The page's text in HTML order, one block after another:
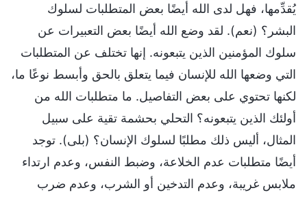
يُقدِّمها، فهل لدى الله أيضًا بعض المتطلبات لسلوك
البشر؟ (نعم). لقد وضع الله أيضًا بعض التعبيرات عن
سلوك المؤمنين الذين يتبعونه. إنها تختلف عن المتطلبات
التي وضعها الله للإنسان فيما يتعلق بالحق وأبسط نوعًا ما،
لكنها تحتوي على بعض التفاصيل. ما متطلبات الله من
أولئك الذين يتبعونه؟ التحلي بحشمة تقية على سبيل
المثال، أليس ذلك مطلبًا لسلوك الإنسان؟ (بلى). توجد
أيضًا متطلبات عدم الخلاعة، وضبط النفس، وعدم ارتداء
ملابس غريبة، وعدم التدخين أو الشرب، وعدم ضرب